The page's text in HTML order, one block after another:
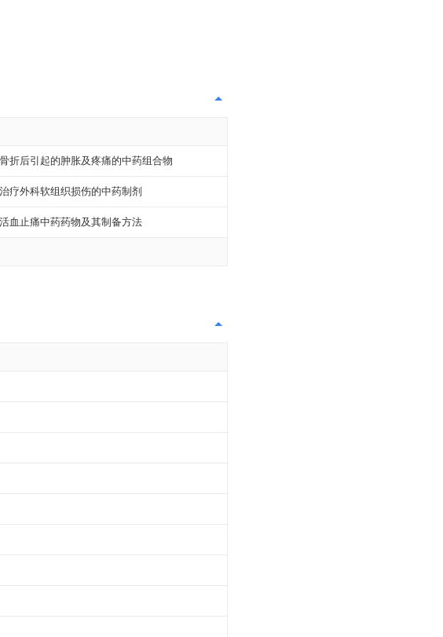
折后引起的肿胀及疼痛的中药组合物
疗外科软组织损伤的中药制剂
血止痛中药药物及其制备方法